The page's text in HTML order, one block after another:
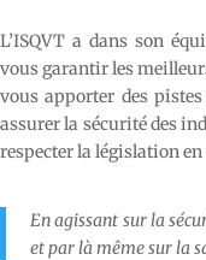
L’ISQVT a dans son
vous garantir les
vous apporter des
assurer la sécurité des
respecter la législation
En agissant sur la
et par là même sur la